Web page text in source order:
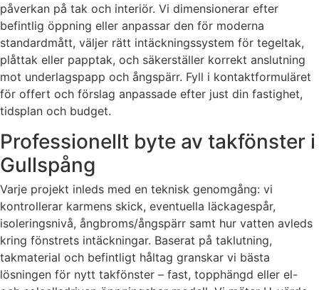
påverkan på tak och interiör. Vi dimensionerar efter
befintlig öppning eller anpassar den för moderna
standardmått, väljer rätt intäckningssystem för tegeltak,
plåttak eller papptak, och säkerställer korrekt anslutning
mot underlagspapp och ångspärr. Fyll i kontaktformuläret
för offert och förslag anpassade efter just din fastighet,
tidsplan och budget.
Professionellt byte av takfönster i
Gullspång
Varje projekt inleds med en teknisk genomgång: vi
kontrollerar karmens skick, eventuella läckagespår,
isoleringsnivå, ångbroms/ångspärr samt hur vatten avleds
kring fönstrets intäckningar. Baserat på taklutning,
takmaterial och befintligt håltag granskar vi bästa
lösningen för nytt takfönster – fast, topphängd eller el-